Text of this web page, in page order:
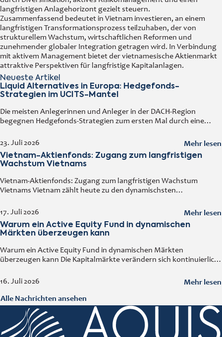
langfristigen Anlagehorizont gezielt steuern.
Zusammenfassend bedeutet in Vietnam investieren, an einem
langfristigen Transformationsprozess teilzuhaben, der von
strukturellem Wachstum, wirtschaftlichen Reformen und
zunehmender globaler Integration getragen wird. In Verbindung
mit aktivem Management bietet der vietnamesische Aktienmarkt
attraktive Perspektiven für langfristige Kapitalanlagen.
Neueste Artikel
Liquid Alternatives in Europa: Hedgefonds-
Strategien im UCITS-Mantel
23. Juli 2026
Die meisten Anlegerinnen und Anleger in der DACH-Region
begegnen Hedgefonds-Strategien zum ersten Mal durch eine
Handelstag kaufen und verkaufen kann. Diese
Mehr lesen
Vietnam-Aktienfonds: Zugang zum langfristigen
Wachstum Vietnams
17. Juli 2026
Vietnam-Aktienfonds: Zugang zum langfristigen Wachstum
Vietnams Vietnam zählt heute zu den dynamischsten
steigende ausländische Direktinvestitionen, eine wachsende
machen
Mehr lesen
Warum ein Active Equity Fund in dynamischen
Märkten überzeugen kann
16. Juli 2026
Warum ein Active Equity Fund in dynamischen Märkten
überzeugen kann Die Kapitalmärkte verändern sich kontinuierlich.
geopolitische Ereignisse und neue Branchentrends beeinflussen
Mehr lesen
Alle Nachrichten ansehen